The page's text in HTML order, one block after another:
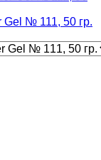
№ 111, 50 гр.